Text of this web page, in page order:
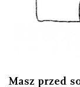
Masz przed